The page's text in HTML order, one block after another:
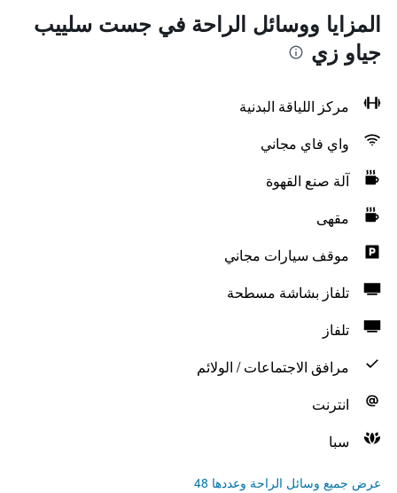
المزايا ووسائل الراحة في جست سلييب
جياو زي
مركز اللياقة البدنية
واي فاي مجاني
آلة صنع القهوة
مقهى
موقف سيارات مجاني
تلفاز بشاشة مسطحة
تلفاز
مرافق الاجتماعات / الولائم
انترنت
سبا
عرض جميع وسائل الراحة وعددها 48